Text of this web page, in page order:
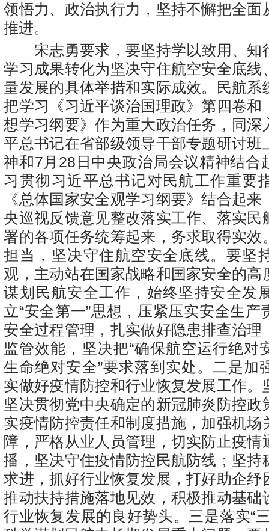
领悟力、政治执行力，坚持不懈把全面
推进。
宋志勇要求，要坚持学以致用、知
学习成果转化为坚决守住航空安全底线
量发展的具体举措和实际成效。民航系
把学习《习近平谈治国理政》第四卷和
想学习纲要》作为重大政治任务，同深
平总书记在省部级领导干部专题研讨班
神和7月28日中央政治局会议精神结合
习贯彻习近平总书记对民航工作重要
《总体国家安全观学习纲要》结合起
央巡视反馈意见整改落实工作、落实民
署的各项任务统筹起来，务求取得实效
担当，坚决守住航空安全底线。要坚
观，主动站在国家战略和国家安全的高
谋划民航安全工作，始终坚持安全发
立“安全第一”思想，压紧压实安全生产
安全过程管理，扎实做好隐患排查治理
监管效能，坚决把“确保航空运行绝对
生命绝对安全”要求落到实处。二是加
实做好疫情防控和行业恢复发展工作。
坚决贯彻党中央确定的新冠肺炎防控政
实疫情防控责任和制度措施，加强机场
障，严格从业人员管理，切实防止疫情
播，坚决守住疫情防控民航防线；坚持
求进，抓好行业恢复发展，打好助企纾
推动扶持措施落地见效，积极推动基础
行业恢复发展的良好势头。三是落实“